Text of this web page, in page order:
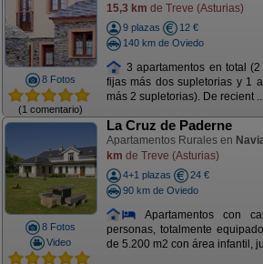
8 Fotos
(1 comentario)
15,3 km de Treve (Asturias)
9 plazas
12 €
140 km de Oviedo
3 apartamentos en total
fijas más dos supletorias y 1
más 2 supletorias). De recient
8 Fotos
Video
La Cruz de Paderne
Apartamentos Rurales en
km de Treve (Asturias)
4+1 plazas
24 €
90 km de Oviedo
Apartamentos con
personas, totalmente
de 5.200 m2 con área infantil,